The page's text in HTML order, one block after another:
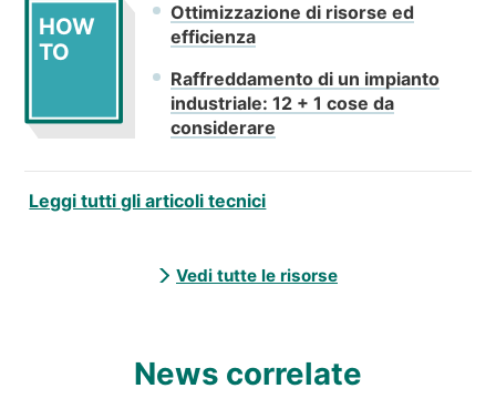
HOW
TO
Ottimizzazione di risorse ed
efficienza
Raffreddamento di un impianto
industriale: 12 + 1 cose da
considerare
Leggi tutti gli articoli tecnici
Vedi tutte le risorse
News correlate